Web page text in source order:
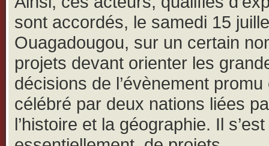
sont accordés, le samedi 15
Ouagadougou, sur un certain
projets devant orienter les
décisions de l’évènement promu
célébré par deux nations liées
l’histoire et la géographie. Il